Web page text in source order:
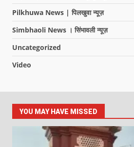
Pilkhuwa News | पिलखुवा न्यूज़
Simbhaoli News । सिंभावली न्यूज़
Uncategorized
Video
YOU MAY HAVE MISSED